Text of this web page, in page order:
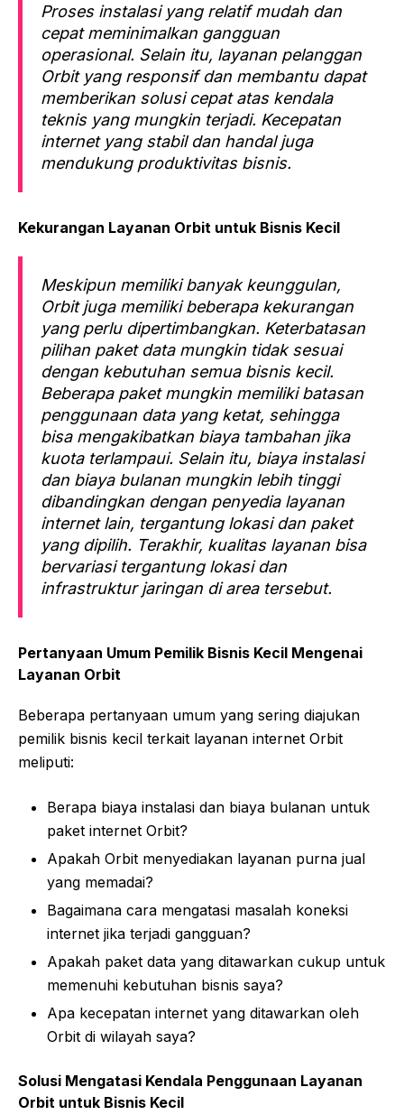
Proses instalasi yang relatif mudah dan
cepat meminimalkan gangguan
operasional. Selain itu, layanan pelanggan
Orbit yang responsif dan membantu dapat
memberikan solusi cepat atas kendala
teknis yang mungkin terjadi. Kecepatan
internet yang stabil dan handal juga
mendukung produktivitas bisnis.
Kekurangan Layanan Orbit untuk Bisnis Kecil
Meskipun memiliki banyak keunggulan,
Orbit juga memiliki beberapa kekurangan
yang perlu dipertimbangkan. Keterbatasan
pilihan paket data mungkin tidak sesuai
dengan kebutuhan semua bisnis kecil.
Beberapa paket mungkin memiliki batasan
penggunaan data yang ketat, sehingga
bisa mengakibatkan biaya tambahan jika
kuota terlampaui. Selain itu, biaya instalasi
dan biaya bulanan mungkin lebih tinggi
dibandingkan dengan penyedia layanan
internet lain, tergantung lokasi dan paket
yang dipilih. Terakhir, kualitas layanan bisa
bervariasi tergantung lokasi dan
infrastruktur jaringan di area tersebut.
Pertanyaan Umum Pemilik Bisnis Kecil Mengenai
Layanan Orbit
Beberapa pertanyaan umum yang sering diajukan
pemilik bisnis kecil terkait layanan internet Orbit
meliputi:
Berapa biaya instalasi dan biaya bulanan untuk
paket internet Orbit?
Apakah Orbit menyediakan layanan purna jual
yang memadai?
Bagaimana cara mengatasi masalah koneksi
internet jika terjadi gangguan?
Apakah paket data yang ditawarkan cukup untuk
memenuhi kebutuhan bisnis saya?
Apa kecepatan internet yang ditawarkan oleh
Orbit di wilayah saya?
Solusi Mengatasi Kendala Penggunaan Layanan
Orbit untuk Bisnis Kecil